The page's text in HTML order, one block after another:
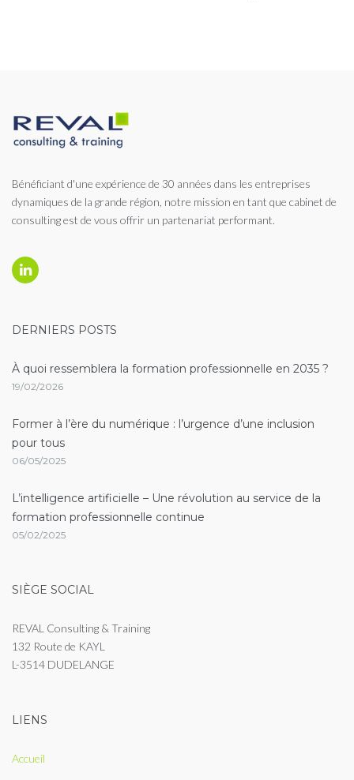
Bénéficiant d'une expérience de 30 années dans les entreprises
dynamiques de la grande région, notre mission en tant que cabinet de
consulting est de vous offrir un partenariat performant.
DERNIERS POSTS
À quoi ressemblera la formation professionnelle en 2035 ?
19/02/2026
Former à l’ère du numérique : l’urgence d’une inclusion
pour tous
06/05/2025
L’intelligence artificielle – Une révolution au service de la
formation professionnelle continue
05/02/2025
SIÈGE SOCIAL
REVAL Consulting & Training
132 Route de KAYL
L-3514 DUDELANGE
LIENS
Accueil